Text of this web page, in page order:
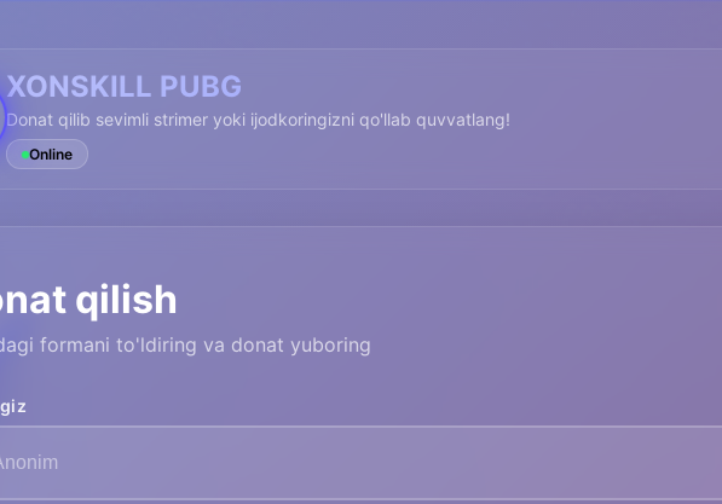
XONSKILL PUBG
Donat qilib sevimli strimer yoki ijodkoringizni qo'llab quvvatlang!
Online
qilish
formani to'ldiring va donat yuboring